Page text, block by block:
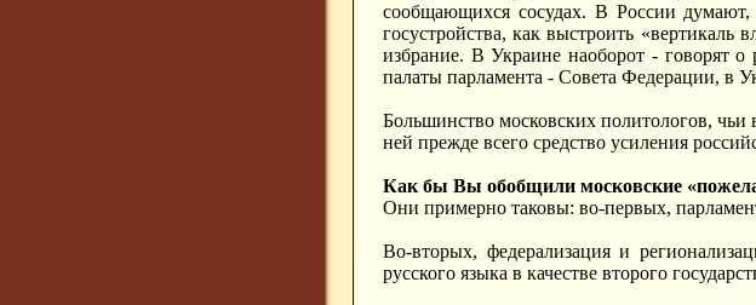
сообщающихся сосудах. В России думают,
госустройства, как выстроить «вертикаль
избрание. В Украине наоборот - говорят
палаты парламента - Совета Федерации, в
Большинство московских политологов,
ней прежде всего средство усиления
Как бы Вы обобщили московские
Они примерно таковы: во-первых,
Во-вторых, федерализация и
русского языка в качестве второго